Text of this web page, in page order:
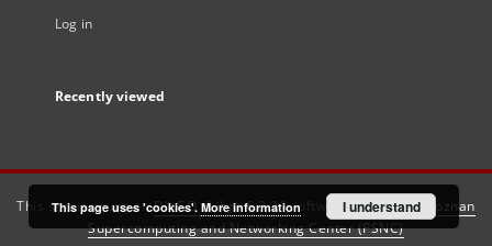
Log in
Recently viewed
This service runs onDInGO dLibra 6.3.21software created by
Poznan
Supercomputing and Networking Center (PSNC)
This page uses 'cookies'. More information I understand